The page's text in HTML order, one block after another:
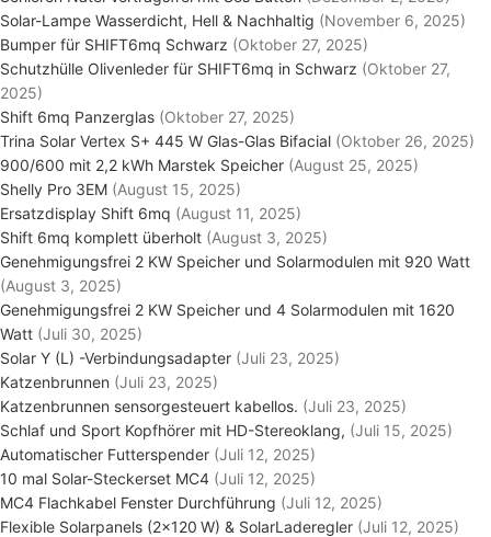
Solar-Lampe Wasserdicht, Hell & Nachhaltig (November 6, 2025)
Bumper für SHIFT6mq Schwarz (Oktober 27, 2025)
Schutzhülle Olivenleder für SHIFT6mq in Schwarz (Oktober 27,
2025)
Shift 6mq Panzerglas (Oktober 27, 2025)
Trina Solar Vertex S+ 445 W Glas-Glas Bifacial (Oktober 26, 2025)
900/600 mit 2,2 kWh Marstek Speicher (August 25, 2025)
Shelly Pro 3EM (August 15, 2025)
Ersatzdisplay Shift 6mq (August 11, 2025)
Shift 6mq komplett überholt (August 3, 2025)
Genehmigungsfrei 2 KW Speicher und Solarmodulen mit 920 Watt
(August 3, 2025)
Genehmigungsfrei 2 KW Speicher und 4 Solarmodulen mit 1620
Watt (Juli 30, 2025)
Solar Y (L) -Verbindungsadapter (Juli 23, 2025)
Katzenbrunnen (Juli 23, 2025)
Katzenbrunnen sensorgesteuert kabellos. (Juli 23, 2025)
Schlaf und Sport Kopfhörer mit HD-Stereoklang, (Juli 15, 2025)
Automatischer Futterspender (Juli 12, 2025)
10 mal Solar-Steckerset MC4 (Juli 12, 2025)
MC4 Flachkabel Fenster Durchführung (Juli 12, 2025)
Flexible Solarpanels (2×120 W) & SolarLaderegler (Juli 12, 2025)